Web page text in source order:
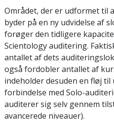
Området, der er udformet til
byder på en ny udvidelse af
forøger den tidligere
Scientology auditering.
antallet af dets
også fordobler antallet af
indeholder desuden en fløj
forbindelse med Solo-
auditerer sig selv gennem
avancerede niveauer).